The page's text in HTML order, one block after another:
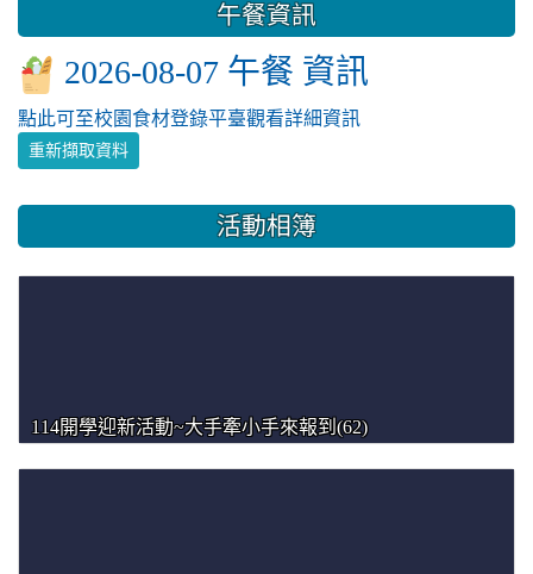
午餐資訊
2026-08-07 午餐 資訊
點此可至校園食材登錄平臺觀看詳細資訊
重新擷取資料
活動相簿
114開學迎新活動~大手牽小手來報到(62)